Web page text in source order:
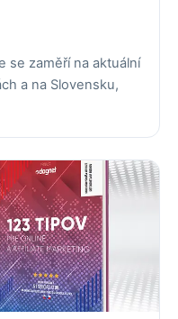
se zaměří na aktuální
a na Slovensku,